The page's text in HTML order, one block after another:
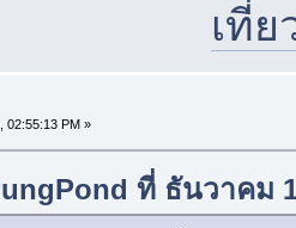
เที่
02:55:13 PM »
ที่ ธันวาคม